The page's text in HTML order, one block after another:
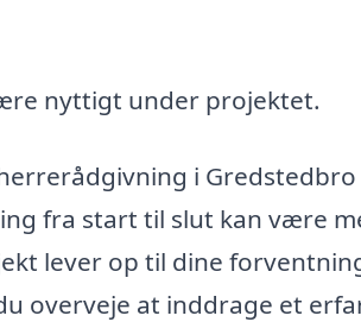
nyttigt under projektet.
i
fra start til slut kan være
lever op til dine
overveje at inddrage et